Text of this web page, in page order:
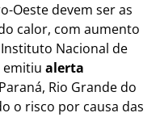
Oeste devem ser as
calor, com aumento
Nacional de
emitiu alerta
Rio Grande do
o risco por causa das